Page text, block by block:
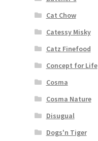
Cat Chow
Catessy Misky
Catz Finefood
Concept for Life
Cosma
Cosma Nature
Disugual
Dogs'n Tiger